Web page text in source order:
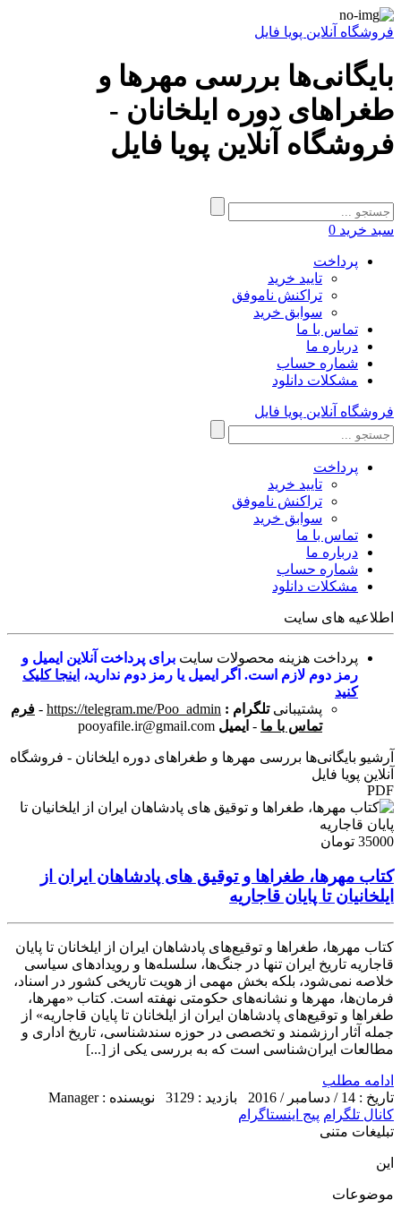
فروشگاه آنلاین پویا فایل
بایگانی‌ها بررسی مهرها و
طغراهای دوره ایلخانان -
فروشگاه آنلاین پویا فایل
سبد خرید 0
پرداخت
تایید خرید
تراکنش ناموفق
سوابق خرید
تماس با ما
درباره ما
شماره حساب
مشکلات دانلود
فروشگاه آنلاین پویا فایل
پرداخت
تایید خرید
تراکنش ناموفق
سوابق خرید
تماس با ما
درباره ما
شماره حساب
مشکلات دانلود
اطلاعیه های سایت
پرداخت هزینه محصولات سایت برای پرداخت آنلاین ایمیل و
رمز دوم لازم است. اگر ایمیل یا رمز دوم ندارید، اینجا کلیک
کنید
پشتیبانی تلگرام : https://telegram.me/Poo_admin
- فرم
تماس با ما - ایمیل pooyafile.ir@gmail.com
آرشیو بایگانی‌ها بررسی مهرها و طغراهای دوره ایلخانان - فروشگاه
آنلاین پویا فایل
PDF
35000 تومان
کتاب مهرها، طغراها و توقیق های پادشاهان ایران از
ایلخانیان تا پایان قاجاریه
کتاب مهرها، طغراها و توقیع‌های پادشاهان ایران از ایلخانان تا پایان
قاجاریه تاریخ ایران تنها در جنگ‌ها، سلسله‌ها و رویدادهای سیاسی
خلاصه نمی‌شود، بلکه بخش مهمی از هویت تاریخی کشور در اسناد،
فرمان‌ها، مهرها و نشانه‌های حکومتی نهفته است. کتاب «مهرها،
طغراها و توقیع‌های پادشاهان ایران از ایلخانان تا پایان قاجاریه» از
جمله آثار ارزشمند و تخصصی در حوزه سندشناسی، تاریخ اداری و
مطالعات ایران‌شناسی است که به بررسی یکی از [...]
ادامه مطلب
تاریخ : 14 / دسامبر / 2016
بازدید : 3129
نویسنده : Manager
کانال تلگرام پیج اینستاگرام
تبلیغات متنی
این
موضوعات